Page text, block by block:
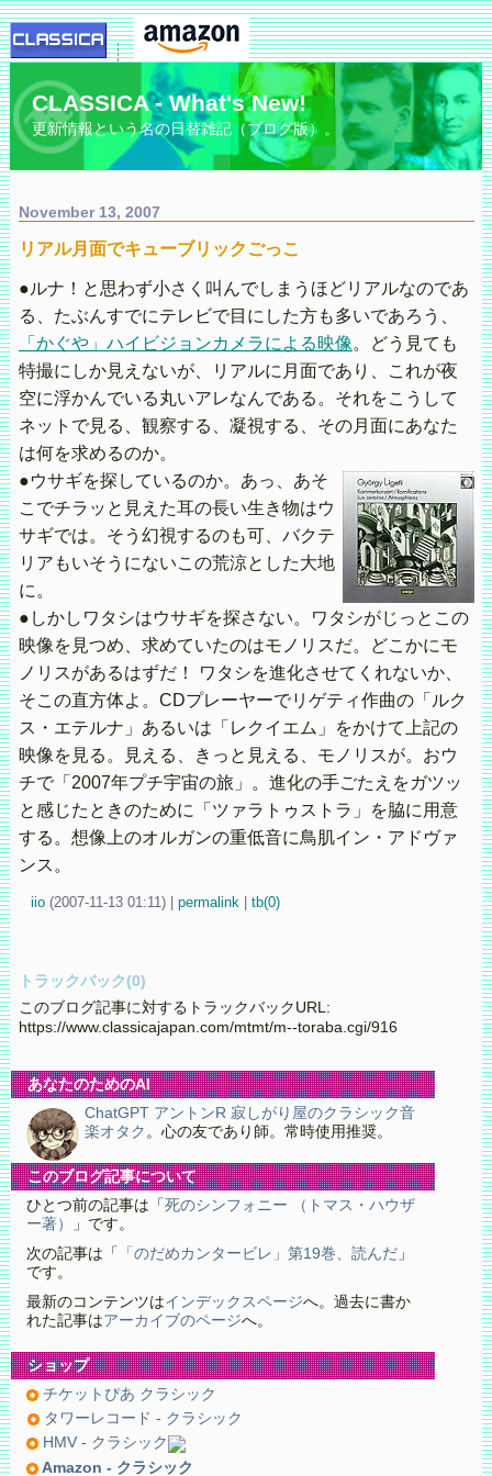
CLASSICA - What's New!
更新情報という名の日替雑記（ブログ版）。
November 13, 2007
リアル月面でキューブリックごっこ
●ルナ！と思わず小さく叫んでしまうほどリアルなのであ
る、たぶんすでにテレビで目にした方も多いであろう、
「かぐや」ハイビジョンカメラによる映像。どう見ても
特撮にしか見えないが、リアルに月面であり、これが夜
空に浮かんでいる丸いアレなんである。それをこうして
ネットで見る、観察する、凝視する、その月面にあなた
は何を求めるのか。
●ウサギを探しているのか。あっ、あそ
こでチラッと見えた耳の長い生き物はウ
サギでは。そう幻視するのも可、バクテ
リアもいそうにないこの荒涼とした大地
に。
●しかしワタシはウサギを探さない。ワタシがじっとこの
映像を見つめ、求めていたのはモノリスだ。どこかにモ
ノリスがあるはずだ！ ワタシを進化させてくれないか、
そこの直方体よ。CDプレーヤーでリゲティ作曲の「ルク
ス・エテルナ」あるいは「レクイエム」をかけて上記の
映像を見る。見える、きっと見える、モノリスが。おウ
チで「2007年プチ宇宙の旅」。進化の手ごたえをガツッ
と感じたときのために「ツァラトゥストラ」を脇に用意
する。想像上のオルガンの重低音に鳥肌イン・アドヴァ
ンス。
iio (2007-11-13 01:11) permalink| tb(0)
トラックバック(0)
このブログ記事に対するトラックバックURL:
https://www.classicajapan.com/mtmt/m--toraba.cgi/916
あなたのためのAI
ChatGPT アントンR 寂しがり屋のクラシック音
楽オタク 。心の友であり師。常時使用推奨。
このブログ記事について
ひとつ前の記事は「 死のシンフォニー （トマス・ハウザ
ー著）
」です。
次の記事は「
「のだめカンタービレ」第19巻、読んだ」
です。
最新のコンテンツはインデックスページへ。過去に書か
れた記事はアーカイブのページへ。
ショップ
チケットぴあ クラシック
タワーレコード - クラシック
HMV - クラシック
Amazon - クラシック